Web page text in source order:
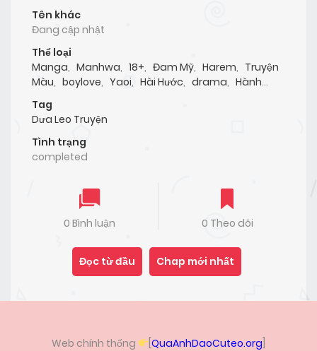
Tên khác
Đang cập nhật
Thể loại
Manga, Manhwa, 18+, Đam Mỹ, Harem, Truyện
Màu, boylove, Yaoi, Hài Hước, drama, Hành
Tình Cảm
Leo Truyện
Tag
Dưa Leo Truyện
Tình trạng
completed
0 Bình luận 0 Theo dõi
Đọc từ đầu Chap mới nhất
Web chính thống [QuaAnhDaoCuteo.org